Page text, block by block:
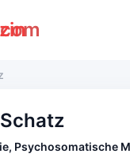
Psychosomatische